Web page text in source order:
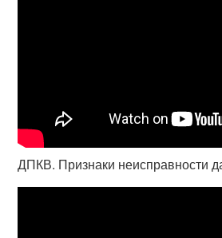
ДПКВ. Признаки неисправности